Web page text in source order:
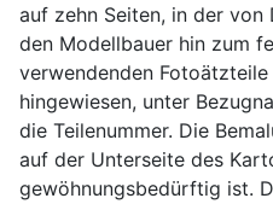
auf zehn Seiten, in der von
den Modellbauer hin zum
verwendenden
hingewiesen, unter
die Teilenummer. Die
auf der Unterseite des
gewöhnungsbedürftig ist.